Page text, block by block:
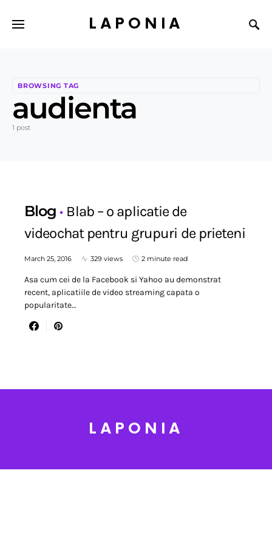
LAPONIA
BROWSING TAG
audienta
1 post
Blog
Blab – o aplicatie de
videochat pentru grupuri de prieteni
March 25, 2016 329 views 2 minute read
Asa cum cei de la Facebook si Yahoo au demonstrat
recent, aplicatiile de video streaming capata o
popularitate…
LAPONIA